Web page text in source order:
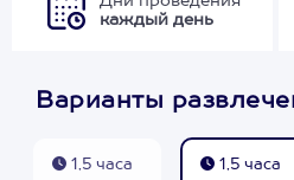
каждый день
Варианты
1,5 часа
1,5 часа